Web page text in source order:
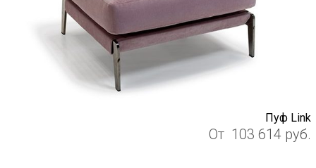
Пуф Link
От 103 614 руб.